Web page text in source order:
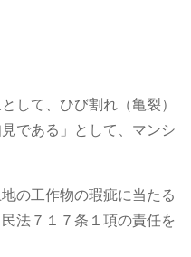
して、ひび割れ（亀裂）
である」として、マンシ
の工作物の瑕疵に当たる
法７１７条１項の責任を